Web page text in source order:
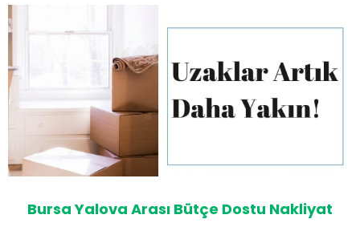
Bursa Yalova Arası Bütçe Dostu Nakliyat